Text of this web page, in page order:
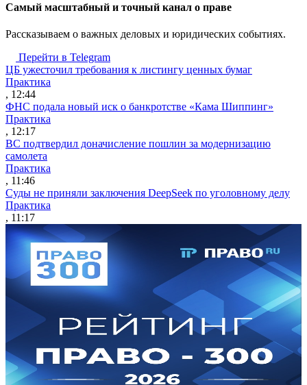
Cамый масштабный и точный канал о праве
Рассказываем о важных деловых и юридических событиях.
Перейти в Telegram
ЦБ ужесточил требования к листингу ценных бумаг
Практика
, 12:44
ФНС подала новый иск о банкротстве «Кама Шиппинг»
Практика
, 12:17
ВС подтвердил доначисление пошлин за модернизацию
самолета
Практика
, 11:46
Суды не приняли заключения DeepSeek по уголовному делу
Практика
, 11:17